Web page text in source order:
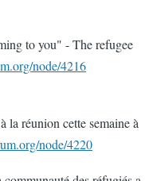
to you" - The refugee
node/4216
la réunion cette semaine à
node/4220